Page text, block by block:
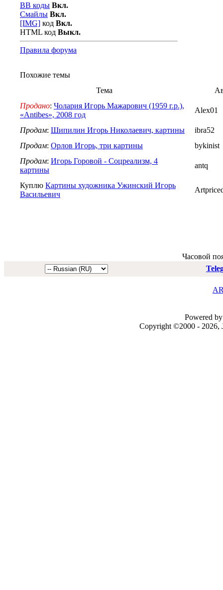
BB коды Вкл.
Смайлы Вкл.
[IMG] код Вкл.
HTML код Выкл.
Правила форума
Похожие темы
Тема
Продано: Чолария Игорь Мажарович (1959 г.р.),
«Antibes», 2008 год
Alex01
Продам: Шипилин Игорь Николаевич, картины
ibra52
Продам: Орлов Игорь, три картины
bykinist
Продам: Игорь Горовой - Соцреализм, 4
картины
antq
Куплю Картины художника Ужинский Игорь
Васильевич
Часовой
Powered
Copyright ©2000 - 2026,